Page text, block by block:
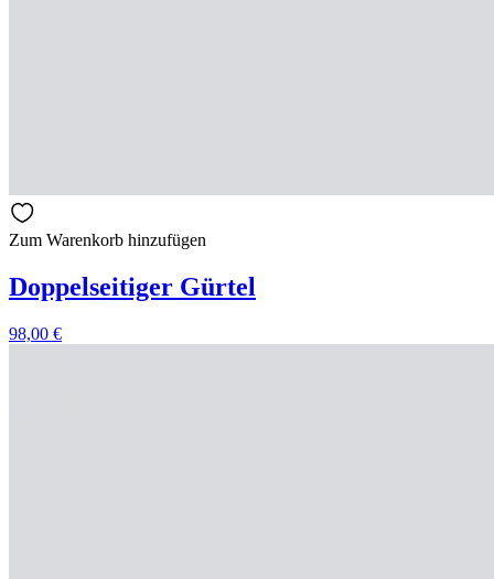
Zum Warenkorb hinzufügen
Doppelseitiger Gürtel
98,00 €